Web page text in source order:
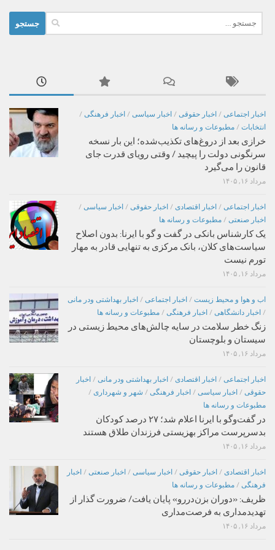
برای:
اخبار اجتماعی / اخبار حقوقی / اخبار سیاسی / اخبار فرهنگی /
انتخابات / مطبوعات و رسانه ها
خرازی بعد از دروغ‌های تکذیب‌شده؛ این بار نسخه
سرنگونی دولت را پیچید / وقتی رویای قدرت جای
قانون را می‌گیرد
مرداد ۱۶, ۱۴۰۵
اخبار اجتماعی / اخبار اقتصادی / اخبار حقوقی / اخبار سیاسی /
اخبار صنعتی / مطبوعات و رسانه ها
یک کارشناس بانکی در گفت و گو با ایرنا: بدون اصلاح
سیاست‌های کلان، بانک مرکزی به تنهایی قادر به مهار
تورم نیست
مرداد ۱۶, ۱۴۰۵
اب و هوا و محیط زیست / اخبار اجتماعی / اخبار بهداشتی ودر مانی
/ اخبار دانشگاهی / اخبار فرهنگی / مطبوعات و رسانه ها
زنگ خطر سلامت در سایه چالش‌های محیط زیستی در
سیستان و بلوچستان
مرداد ۱۶, ۱۴۰۵
اخبار اجتماعی / اخبار اقتصادی / اخبار بهداشتی ودر مانی / اخبار
حقوقی / اخبار سیاسی / اخبار فرهنگی / شهر و شهرداری /
مطبوعات و رسانه ها
در گفت‌وگو با ایرنا اعلام شد؛ ۲۷ درصد کودکان
بدسرپرست مراکز بهزیستی فرزندان طلاق هستند
مرداد ۱۶, ۱۴۰۵
اخبار اقتصادی / اخبار حقوقی / اخبار سیاسی / اخبار صنعتی / اخبار
فرهنگی / مطبوعات و رسانه ها
ظریف: «دوران بزن‌دررو» پایان یافت/ ضرورت گذار از
تهدیدمداری به فرصت‌مداری
مرداد ۱۶, ۱۴۰۵